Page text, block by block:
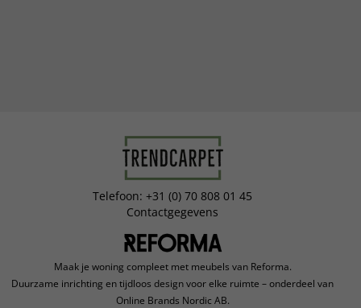
Telefoon: +31 (0) 70 808 01 45
Contactgegevens
Maak je woning compleet met meubels van Reforma.
Duurzame inrichting en tijdloos design voor elke ruimte – onderdeel van
Online Brands Nordic AB.